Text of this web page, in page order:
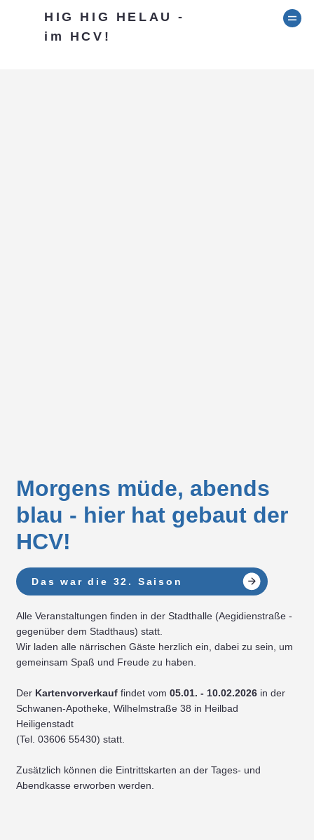
HIG HIG HELAU -
im HCV!
Morgens müde, abends
blau - hier hat gebaut der
HCV!
Das war die 32. Saison
Alle Veranstaltungen finden in der Stadthalle (Aegidienstraße -
gegenüber dem Stadthaus) statt.
Wir laden alle närrischen Gäste herzlich ein, dabei zu sein, um
gemeinsam Spaß und Freude zu haben.
Der Kartenvorverkauffindet vom05.01. - 10.02.2026 in der
Schwanen-Apotheke, Wilhelmstraße 38 in Heilbad
Heiligenstadt
(Tel. 03606 55430) statt.
Zusätzlich können die Eintrittskarten an der Tages- und
Abendkasse erworben werden.